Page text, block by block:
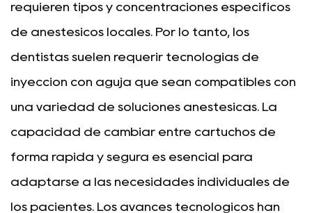
requieren tipos y concentraciones específicos
de anestésicos locales. Por lo tanto, los
dentistas suelen requerir tecnologías de
inyección con aguja que sean compatibles con
una variedad de soluciones anestésicas. La
capacidad de cambiar entre cartuchos de
forma rápida y segura es esencial para
adaptarse a las necesidades individuales de
los pacientes. Los avances tecnológicos han